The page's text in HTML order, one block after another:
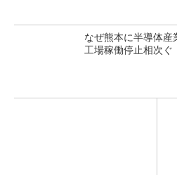
なぜ熊本に半導体
工場稼働停止相次ぐ